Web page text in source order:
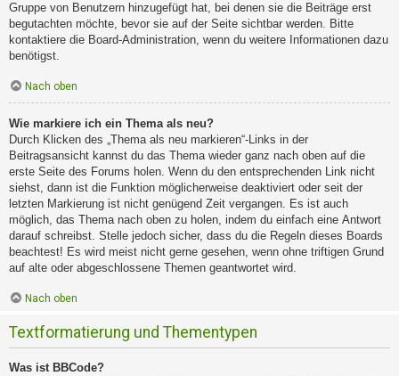
Gruppe von Benutzern hinzugefügt hat, bei denen sie die Beiträge erst
begutachten möchte, bevor sie auf der Seite sichtbar werden. Bitte
kontaktiere die Board-Administration, wenn du weitere Informationen dazu
benötigst.
Nach oben
Wie markiere ich ein Thema als neu?
Durch Klicken des „Thema als neu markieren“-Links in der
Beitragsansicht kannst du das Thema wieder ganz nach oben auf die
erste Seite des Forums holen. Wenn du den entsprechenden Link nicht
siehst, dann ist die Funktion möglicherweise deaktiviert oder seit der
letzten Markierung ist nicht genügend Zeit vergangen. Es ist auch
möglich, das Thema nach oben zu holen, indem du einfach eine Antwort
darauf schreibst. Stelle jedoch sicher, dass du die Regeln dieses Boards
beachtest! Es wird meist nicht gerne gesehen, wenn ohne triftigen Grund
auf alte oder abgeschlossene Themen geantwortet wird.
Nach oben
Textformatierung und Thementypen
Was ist BBCode?